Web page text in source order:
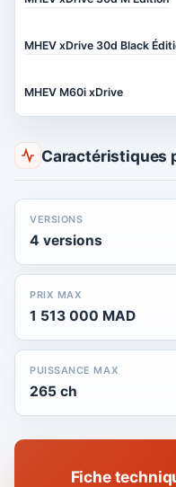
MHEV xDrive 30d Black
MHEV M60i xDrive
Caractéristiques
VERSIONS
4 versions
PRIX MAX
1 513 000 MAD
PUISSANCE MAX
265 ch
Fiche